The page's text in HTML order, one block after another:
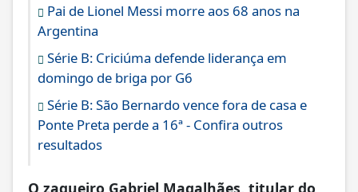
Pai de Lionel Messi morre aos 68 anos na
Argentina
Série B: Criciúma defende liderança em
domingo de briga por G6
Série B: São Bernardo vence fora de casa e
Ponte Preta perde a 16ª - Confira outros
resultados
O zagueiro Gabriel Magalhães, titular do